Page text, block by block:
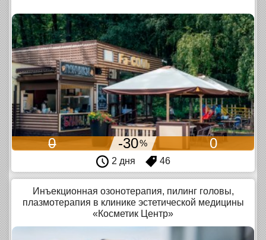
0 -30% 0
2 дня 46
Инъекционная озонотерапия, пилинг головы,
плазмотерапия в клинике эстетической медицины
«Косметик Центр»